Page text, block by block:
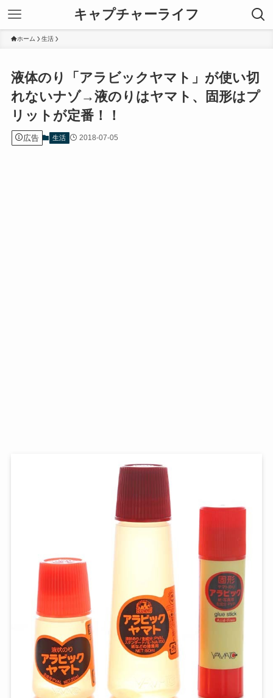
キャプチャーライフ
ホーム 生活
液体のり「アラビックヤマト」が使い切
れないナゾ→液のりはヤマト、固形はプ
リットが定番！！
広告 生活 2018-07-05